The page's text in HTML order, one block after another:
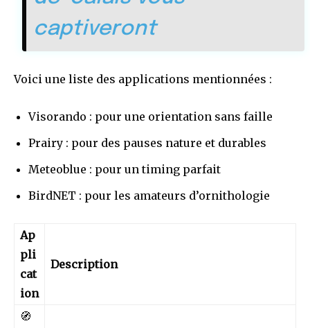
captiveront
Voici une liste des applications mentionnées :
Visorando : pour une orientation sans faille
Prairy : pour des pauses nature et durables
Meteoblue : pour un timing parfait
BirdNET : pour les amateurs d’ornithologie
Ap
pli
cat
ion
Description
🧭